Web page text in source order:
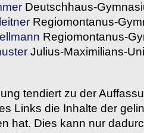
Deutschhaus-
Regiomontanus-
Regiomontanus-
Julius-Maximilians-
tendiert zu der
Links die Inhalte der
hat. Dies kann nur